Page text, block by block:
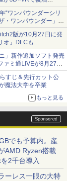
になるセールが実施
“ワンパウンダーシリ
・ワンパウンダー」を
ース」を使用した超大
版が10月27日に発
オ」DLCも
レードも可能に
」新作追加ソフト発売
ァミ通LIVEが8月27日
ルへ
すじ＆先行カット公
魔法大学を卒業
もっと見る
でも予算内。産
AMD Ryzen搭載
2千台導入
ーレス一眼の大特